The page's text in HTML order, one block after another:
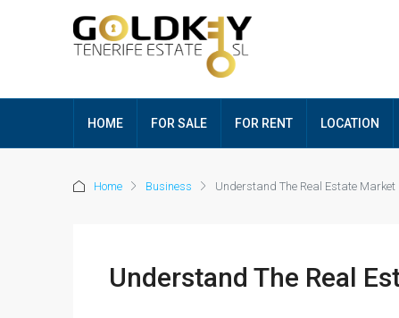
HOME FOR SALE FOR RENT LOCATION
Home Business Understand The Real Estate Market
Understand The Real